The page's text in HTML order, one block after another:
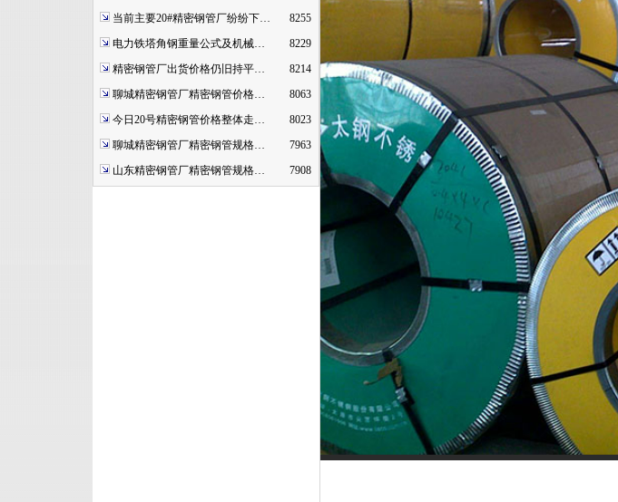
当前主要20#精密钢管厂纷纷下…
8255
电力铁塔角钢重量公式及机械…
8229
精密钢管厂出货价格仍旧持平…
8214
聊城精密钢管厂精密钢管价格…
8063
今日20号精密钢管价格整体走…
8023
聊城精密钢管厂精密钢管规格…
7963
山东精密钢管厂精密钢管规格…
7908